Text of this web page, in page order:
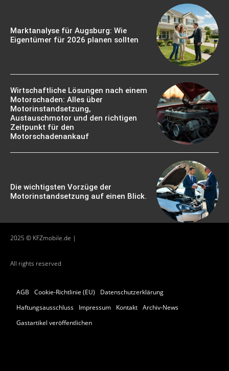
Marktanalyse für Augsburg: Wie
Eigentümer für 2026 planen sollten
Wirtschaftliche Lösungen nach einem
Motorschaden: Alles über
Motorinstandsetzung,
Austauschmotor und den richtigen
Zeitpunkt für den
Motorschadenankauf
Die wichtigsten Vorzüge der
Motorinstandsetzung auf einen Blick.
2025 © KFZmobile.de |
All rights reserved
AGB Cookie-Richtlinie (EU)
Datenschutzerklärung
Haftungsausschluss
Impressum Kontakt Archiv-News
Gastartikel veröffentlichen